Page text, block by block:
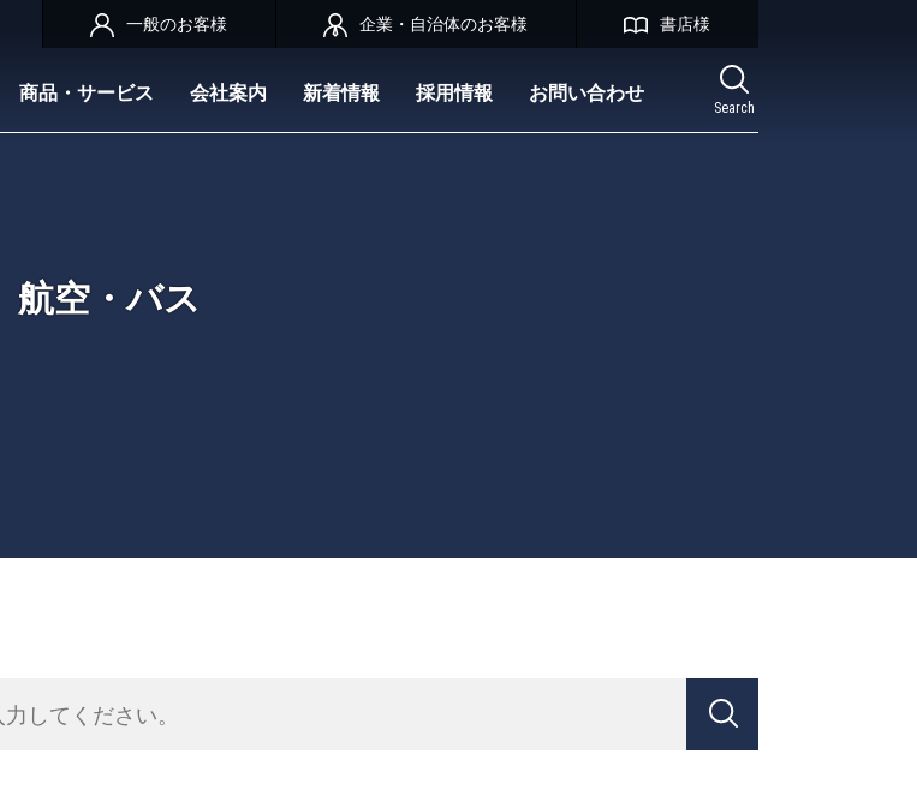
Search
商品・サービス 会社案内 新着情報 採用情報 お問い合わせ
一般のお客様 企業・自治体のお客様 書店様
航空・バス